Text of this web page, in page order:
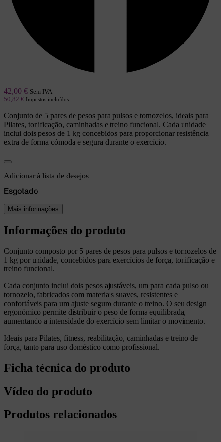
42,00 € Sem IVA
50,82 € Impostos incluídos
Conjunto de 5 pares de pesos para pulsos e tornozelos, ideais para
Pilates, tonificação, caminhadas e treino funcional. Cada unidade
inclui dois pesos de 1 kg concebidos para proporcionar resistência
extra de forma cómoda e segura durante o exercício.
Adicionar à lista de desejos
Esgotado
Mais informações
Informações do produto
Conjunto composto por 5 pares de pesos para pulsos e tornozelos de
1 kg por unidade, concebidos para exercícios de força, tonificação e
treino funcional.
Cada conjunto inclui dois pesos ajustáveis, um para cada pulso ou
tornozelo, fabricados com materiais suaves, resistentes e
confortáveis para um ajuste seguro durante o treino. O seu design
ergonómico permite distribuir o peso de forma equilibrada,
aumentando a intensidade do exercício sem limitar o movimento.
Ideais para Pilates, fitness, reabilitação, caminhadas e treino de
força, tanto para uso doméstico como profissional.
Ficha técnica do produto
Vídeo do produto
Produtos relacionados